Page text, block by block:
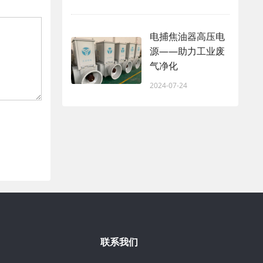
电捕焦油器高压电
源——助力工业废
气净化
2024-07-24
联系我们